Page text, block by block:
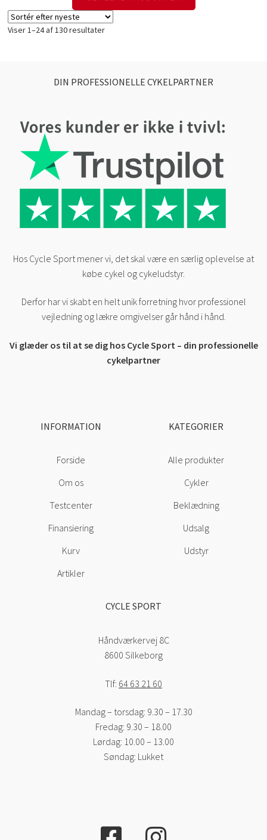
Viser 1–24 af 130 resultaterSorteret
DIN PROFESSIONELLE CYKELPARTNER
Hos Cycle Sport mener vi, det skal være en særlig oplevelse at
købe cykel og cykeludstyr.
Derfor har vi skabt en helt unik forretning hvor professionel
vejledning og lækre omgivelser går hånd i hånd.
Vi glæder os til at se dig hos Cycle Sport – din professionelle
cykelpartner
INFORMATION
Forside
Om os
Testcenter
Finansiering
Kurv
Artikler
KATEGORIER
Alle produkter
Cykler
Beklædning
Udsalg
Udstyr
CYCLE SPORT
Håndværkervej 8C
8600 Silkeborg
Tlf: 64 63 21 60
Mandag – torsdag: 9.30 – 17.30
Fredag: 9.30 – 18.00
Lørdag: 10.00 – 13.00
Søndag: Lukket